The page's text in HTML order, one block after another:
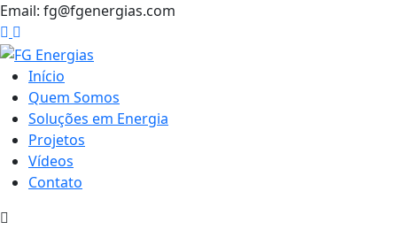
Email: fg@fgenergias.com
Início
Quem Somos
Soluções em Energia
Projetos
Vídeos
Contato